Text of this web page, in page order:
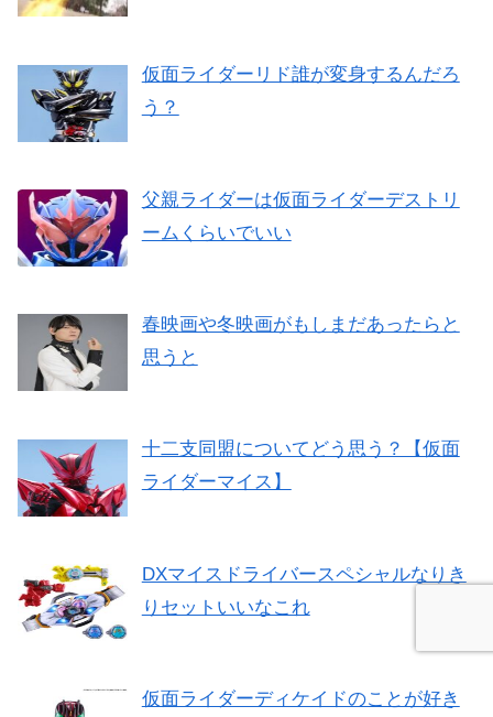
仮面ライダーリド誰が変身するんだろ
う？
父親ライダーは仮面ライダーデストリ
ームくらいでいい
春映画や冬映画がもしまだあったらと
思うと
十二支同盟についてどう思う？【仮面
ライダーマイス】
DXマイスドライバースペシャルなりき
りセットいいなこれ
仮面ライダーディケイドのことが好き